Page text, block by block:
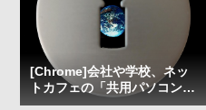
[Chrome]会社や学校、ネッ
トカフェの「共用パソコン」
ではシークレットモードでは